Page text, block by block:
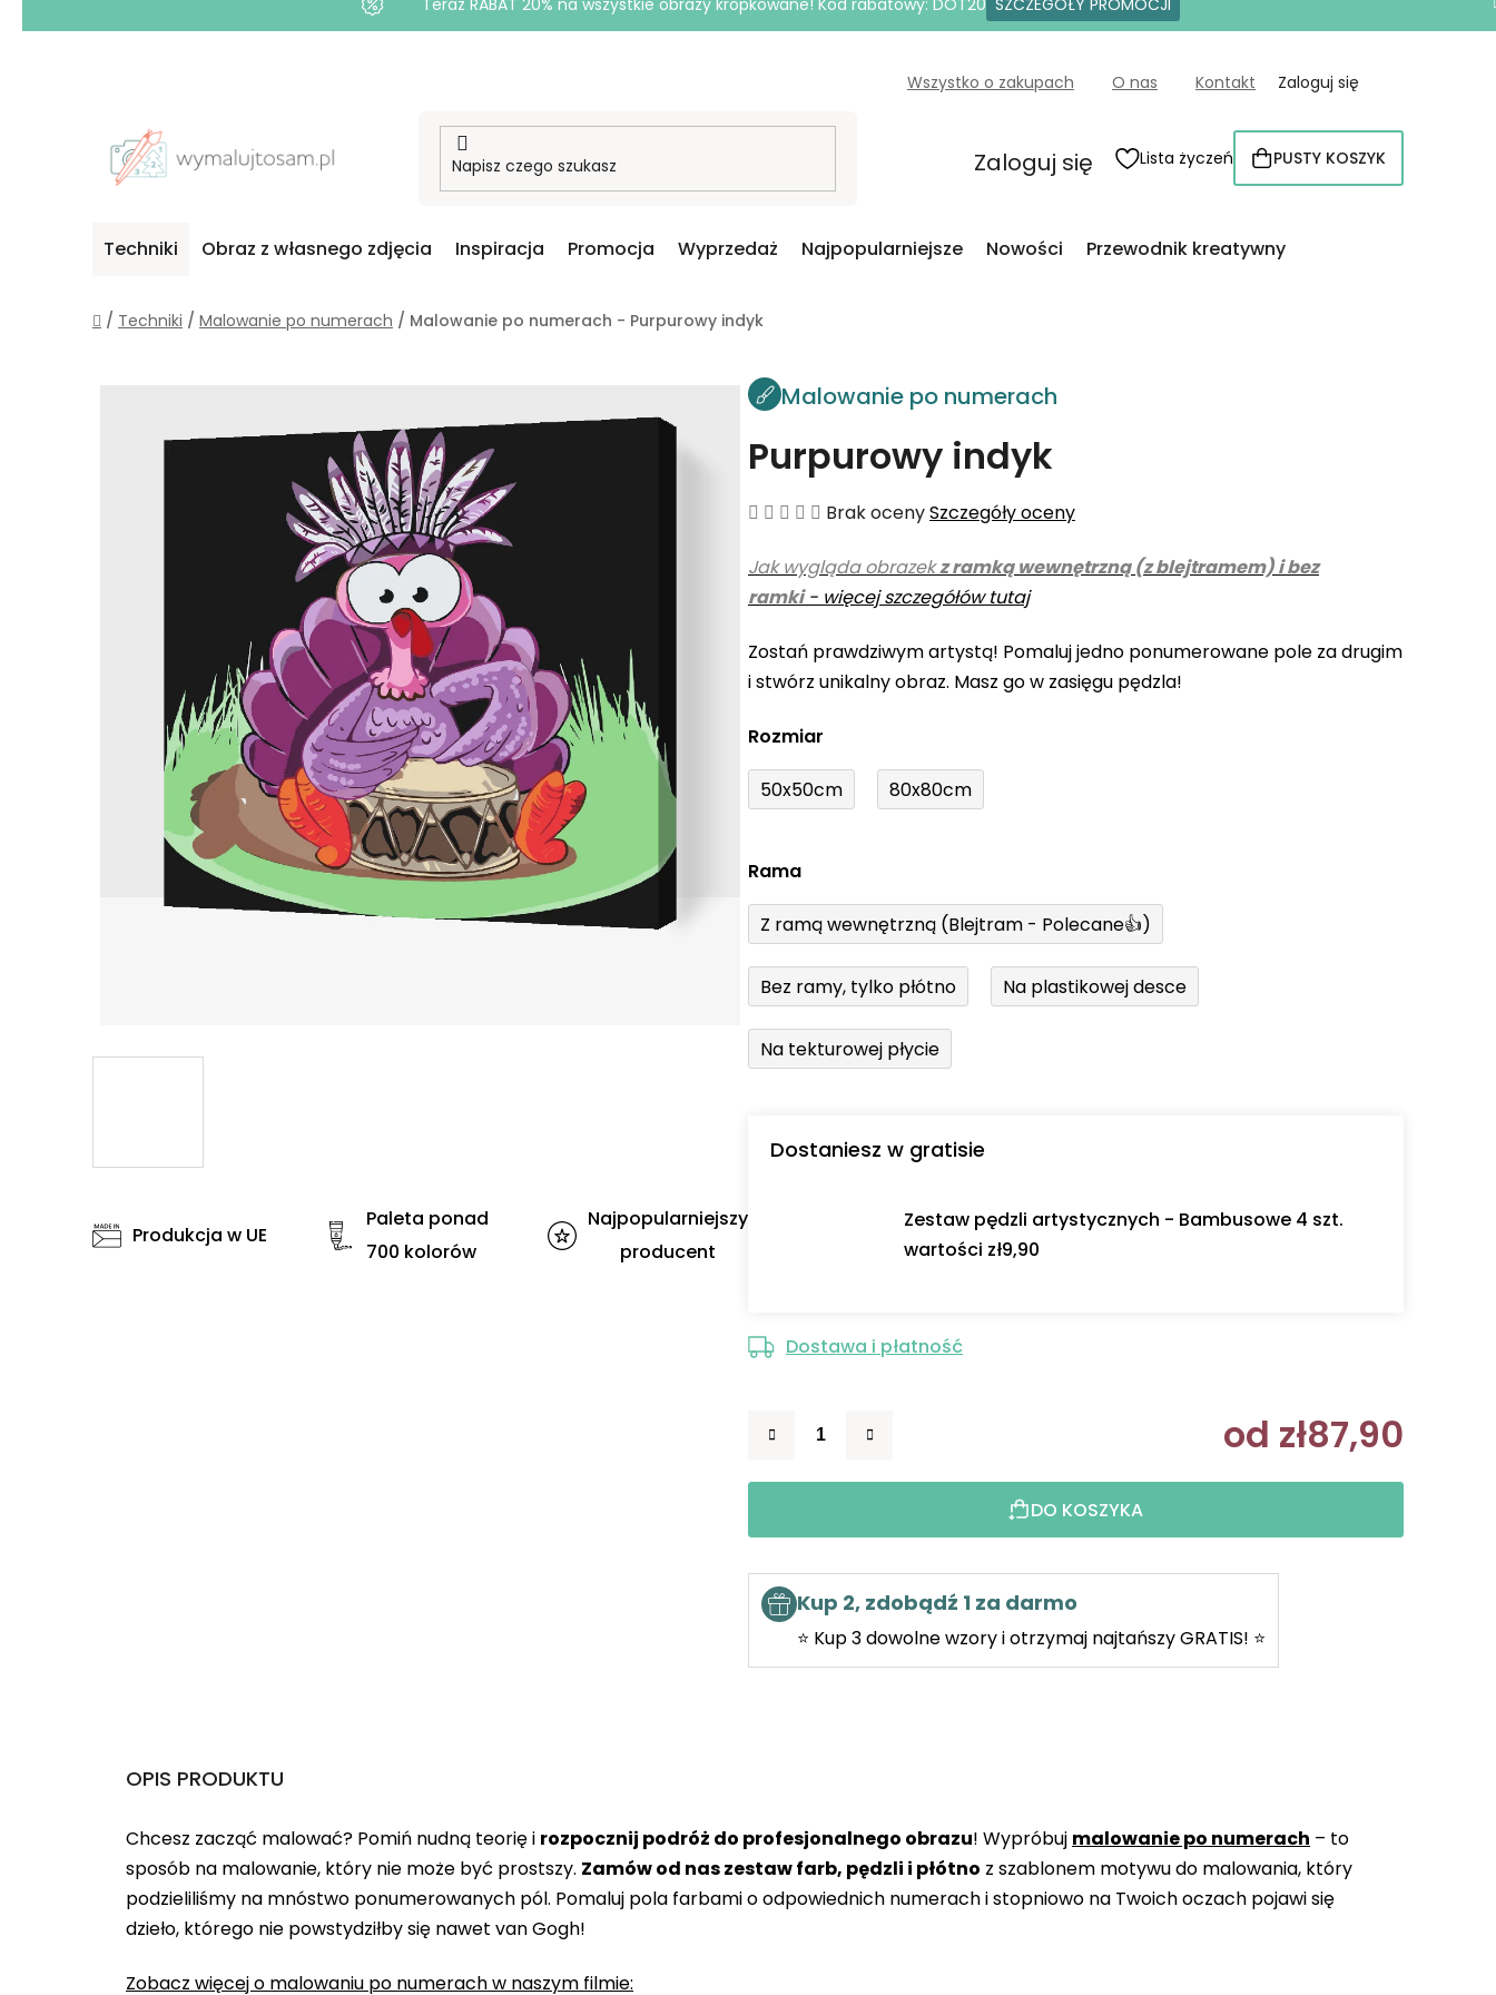
Teraz RABAT 20% na wszystkie obrazy kropkowane! Kod rabatowy: DOT20 SZCZEGÓŁY PROMOCJI
Wszystko o zakupach O nas Kontakt Zaloguj się
Zaloguj się Lista życzeń KOSZYK
PUSTY KOSZYK
Techniki Obraz z własnego zdjęcia Inspiracja Promocja Wyprzedaż Najpopularniejsze Nowości Przewodnik kreatywny
Home
/ Techniki / Malowanie po numerach / Malowanie po numerach - Purpurowy indyk
Malowanie po numerach
Purpurowy indyk
Średnia
produktu
wynosi
na
5
Brak ocenySzczegóły oceny
Jak wygląda obrazekz ramką wewnętrzną (z blejtramem) i bez
ramki- więcej szczegółów tutaj
Zostań prawdziwym artystą! Pomaluj jedno ponumerowane pole za drugim
i stwórz unikalny obraz. Masz go w zasięgu pędzla!
Rozmiar
50x50cm 80x80cm
Rama
Z ramą wewnętrzną (Blejtram - Polecane👍)
Bez ramy, tylko płótno Na plastikowej desce
Na tekturowej płycie
Dostaniesz w gratisie
Zestaw pędzli artystycznych - Bambusowe 4 szt.
wartości zł9,90
Dostawa i płatność
od zł87,90
DO KOSZYKA
Kup 2, zdobądź 1 za darmo
⭐ Kup 3 dowolne wzory i otrzymaj najtańszy GRATIS! ⭐
Produkcja w UE
Paleta ponad
700 kolorów
Najpopularniejszy
producent
OPIS PRODUKTU
Chcesz zacząć malować? Pomiń nudną teorię i rozpocznij podróż do profesjonalnego obrazu! Wypróbuj malowanie po numerach – to
sposób na malowanie, który nie może być prostszy. Zamów od nas zestaw farb, pędzli i płótno z szablonem motywu do malowania, który
podzieliliśmy na mnóstwo ponumerowanych pól. Pomaluj pola farbami o odpowiednich numerach i stopniowo na Twoich oczach pojawi się
dzieło, którego nie powstydziłby się nawet van Gogh!
Zobacz więcej o malowaniu po numerach w naszym filmie: